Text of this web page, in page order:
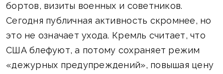
бортов, визиты военных и советников.
Сегодня публичная активность скромнее, но
это не означает ухода. Кремль считает, что
США блефуют, а потому сохраняет режим
«дежурных предупреждений», повышая цену